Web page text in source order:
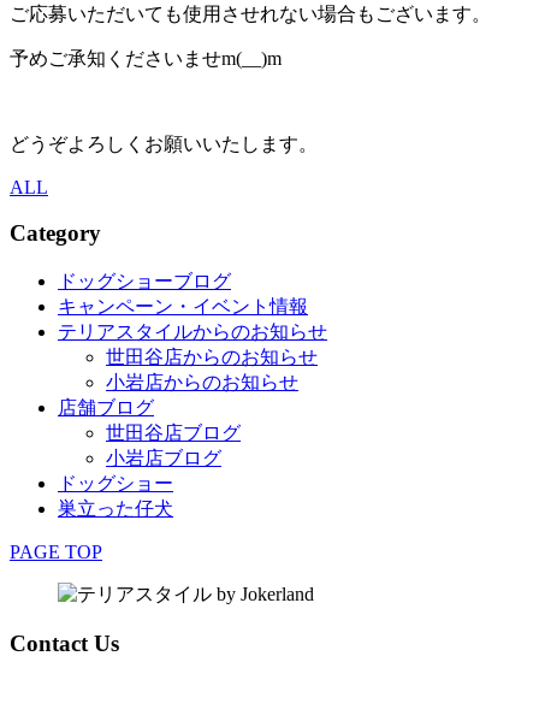
ご応募いただいても使用させれない場合もございます。
予めご承知くださいませm(__)m
どうぞよろしくお願いいたします。
ALL
Category
ドッグショーブログ
キャンペーン・イベント情報
テリアスタイルからのお知らせ
世田谷店からのお知らせ
小岩店からのお知らせ
店舗ブログ
世田谷店ブログ
小岩店ブログ
ドッグショー
巣立った仔犬
PAGE TOP
Contact Us